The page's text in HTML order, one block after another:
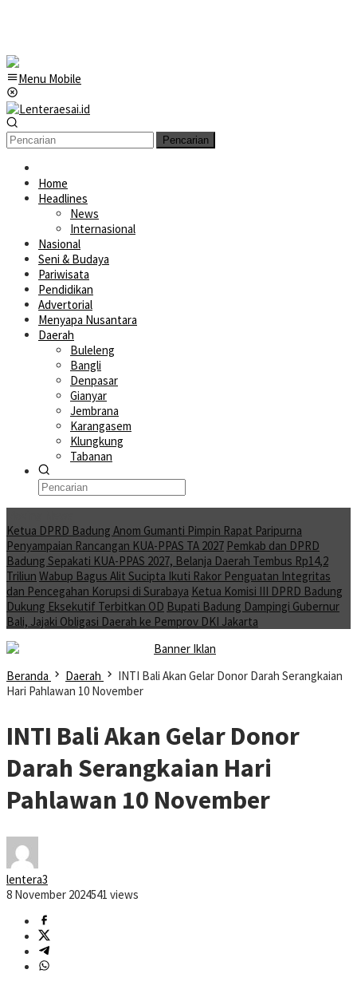
Menu Mobile
Pencarian
Home
Headlines
News
Internasional
Nasional
Seni & Budaya
Pariwisata
Pendidikan
Advertorial
Menyapa Nusantara
Daerah
Buleleng
Bangli
Denpasar
Gianyar
Jembrana
Karangasem
Klungkung
Tabanan
Ketua DPRD Badung Anom Gumanti Pimpin Rapat Paripurna
Penyampaian Rancangan KUA-PPAS TA 2027 Pemkab dan DPRD
Badung Sepakati KUA-PPAS 2027, Belanja Daerah Tembus Rp14,2
Triliun Wabup Bagus Alit Sucipta Ikuti Rakor Penguatan Integritas
dan Pencegahan Korupsi di Surabaya Ketua Komisi III DPRD Badung
Dukung Eksekutif Terbitkan OD Bupati Badung Dampingi Gubernur
Bali, Jajaki Obligasi Daerah ke Pemprov DKI Jakarta
Beranda Daerah
INTI Bali Akan Gelar Donor Darah Serangkaian
Hari Pahlawan 10 November
INTI Bali Akan Gelar Donor
Darah Serangkaian Hari
Pahlawan 10 November
lentera3
8 November 2024541 views